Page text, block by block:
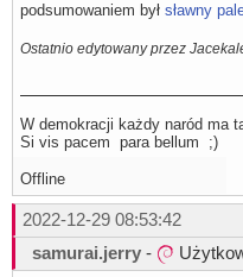
podsumowaniem był sławny
Ostatnio edytowany przez
W demokracji każdy naród ma
Si vis pacem para bellum
Offline
2022-12-29 08:53:42
samurai.jerry -